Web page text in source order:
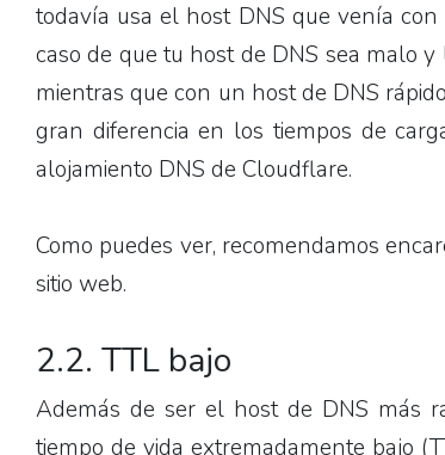
todavía usa el host DNS que venía
caso de que tu host de DNS sea malo
mientras que con un host de DNS
gran diferencia en los tiempos de
alojamiento DNS de Cloudflare.
Como puedes ver, recomendamos
sitio web.
2.2. TTL bajo
Además de ser el host de DNS más
tiempo de vida extremadamente bajo